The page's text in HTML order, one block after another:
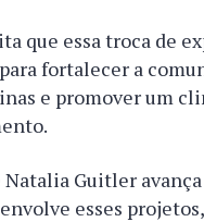
que essa troca de
fortalecer a
e promover um
Guitler
esses